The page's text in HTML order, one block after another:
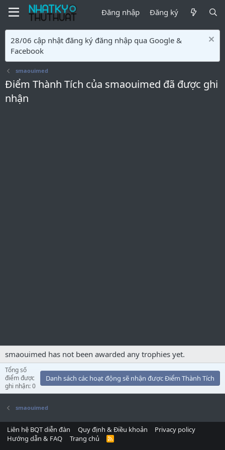
Đăng nhập Đăng ký
28/06 cập nhật đăng ký đăng nhập qua Google &
Facebook
smaouimed
Điểm Thành Tích của smaouimed đã được ghi
nhận
smaouimed has not been awarded any trophies yet.
Tổng số
điểm được
ghi nhận: 0
Danh sách các hoạt động sẽ nhận được Điểm Thành Tích
smaouimed
Liên hệ BQT diễn đàn Quy định & Điều khoản
Privacy policy
Hướng dẫn & FAQ
Trang chủ
R